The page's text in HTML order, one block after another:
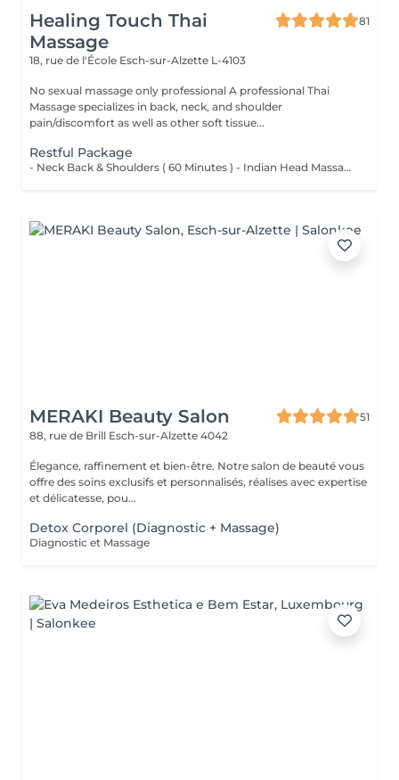
Healing Touch Thai
Massage
81
18, rue de l'École Esch-sur-Alzette L-4103
No sexual massage only professional A professional Thai
Massage specializes in back, neck, and shoulder
pain/discomfort as well as other soft tissue...
Restful Package
- Neck Back & Shoulders ( 60 Minutes ) - Indian Head Massage ( 45 Minutes )
MERAKI Beauty Salon
51
88, rue de Brill Esch-sur-Alzette 4042
Élegance, raffinement et bien-être. Notre salon de beauté vous
offre des soins exclusifs et personnalisés, réalises avec expertise
et délicatesse, pou...
Detox Corporel (Diagnostic + Massage)
Diagnostic et Massage